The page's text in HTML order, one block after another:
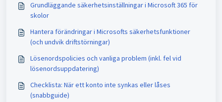
Grundläggande säkerhetsinställningar i Microsoft 365 för
skolor
Hantera förändringar i Microsofts säkerhetsfunktioner
(och undvik driftstörningar)
Lösenordspolicies och vanliga problem (inkl. fel vid
lösenordsuppdatering)
Checklista: När ett konto inte synkas eller låses
(snabbguide)